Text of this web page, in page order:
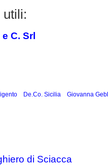
C. Srl
De.Co. Sicilia Giovanna
di Sciacca